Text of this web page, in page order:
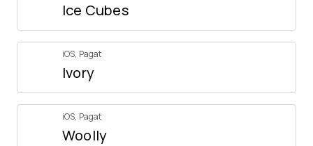
Ice Cubes
iOS, Pagat
Ivory
iOS, Pagat
Woolly